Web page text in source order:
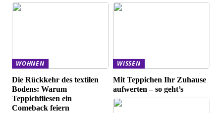
WOHNEN
Die Rückkehr des textilen
Bodens: Warum
Teppichfliesen ein
Comeback feiern
WISSEN
Mit Teppichen Ihr Zuhause
aufwerten – so geht’s